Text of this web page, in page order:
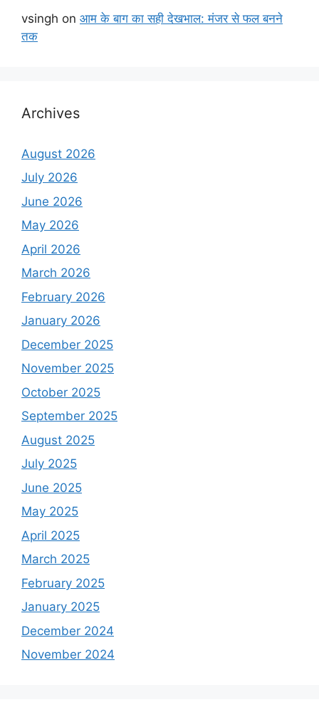
vsingh on आम के बाग का सही देखभाल: मंजर से फल बनने
तक
Archives
August 2026
July 2026
June 2026
May 2026
April 2026
March 2026
February 2026
January 2026
December 2025
November 2025
October 2025
September 2025
August 2025
July 2025
June 2025
May 2025
April 2025
March 2025
February 2025
January 2025
December 2024
November 2024